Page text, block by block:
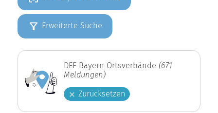
Erweiterte Suche
DEF Bayern Ortsverbände (671
Meldungen)
Zurücksetzen